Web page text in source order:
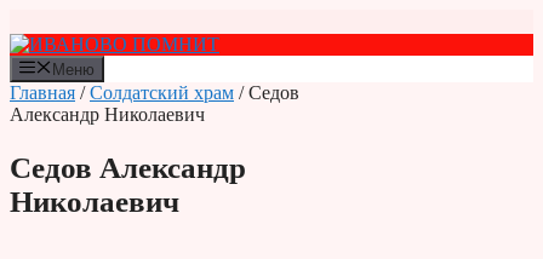
к
содержимому
Меню
Главная /Солдатский храм / Седов
Александр Николаевич
Седов Александр
Николаевич